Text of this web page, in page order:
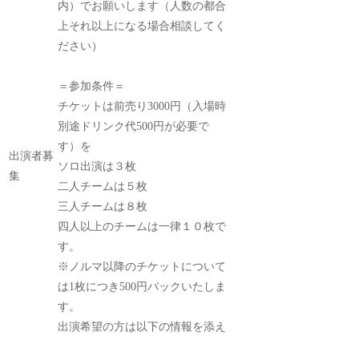
出演者募
集
内）でお願いします（人数の都合
上それ以上になる場合相談してく
ださい）
＝参加条件＝
チケットは前売り3000円（入場時
別途ドリンク代500円が必要で
す）を
ソロ出演は３枚
二人チームは５枚
三人チームは８枚
四人以上のチームは一律１０枚で
す。
※ノルマ以降のチケットについて
は1枚につき500円バックいたしま
す。
出演希望の方は以下の情報を添え